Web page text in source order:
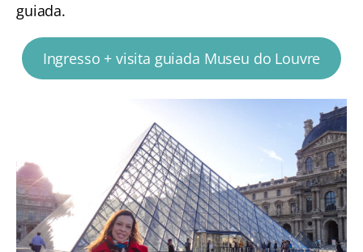
guiada.
Ingresso + visita guiada Museu do Louvre